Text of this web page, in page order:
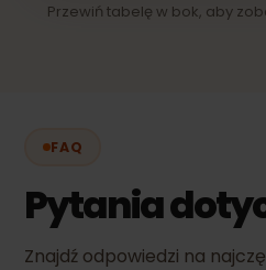
Przewiń tabelę w bok, aby
FAQ
Pytania
Znajdź odpowiedzi na